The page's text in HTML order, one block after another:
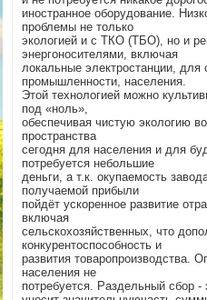
иностранное оборудование.
проблемы не только
экологией и с ТКО (ТБО), но и
энергоносителями, включая
локальные электростанции, для
промышленности, населения.
Этой технологией можно
под «ноль»,
обеспечивая чистую экологию
пространства
сегодня для населения и для
потребуется небольшие
деньги, а т.к. окупаемость
получаемой прибыли
пойдёт ускоренное развитие
включая
сельскохозяйственных, что
конкурентоспособность и
развития товаропроизводства.
населения не
потребуется. Раздельный сбор -